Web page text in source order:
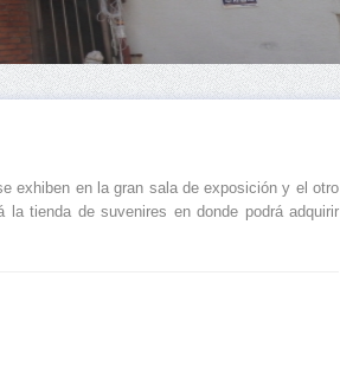
exhiben en la gran sala de exposición y el otro
tienda de suvenires en donde podrá adquirir